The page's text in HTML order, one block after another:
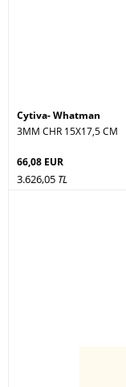
Cytiva- Whatman
3MM CHR 15X17,5 CM
66,08 EUR
3.626,05 TL